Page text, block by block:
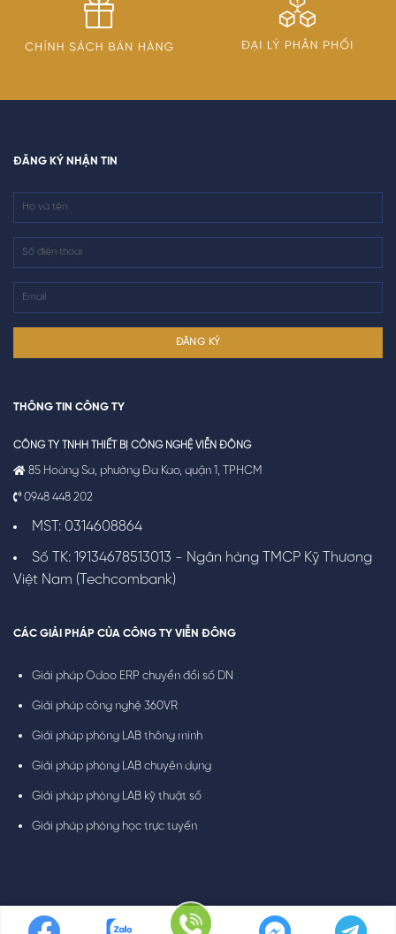
ĐĂNG KÝ NHẬN TIN
THÔNG TIN CÔNG TY
CÔNG TY TNHH THIẾT BỊ CÔNG NGHỆ VIỄN ĐÔNG
85 Hoàng Sa, phường Đa Kao, quận 1, TPHCM
0948 448 202
MST: 0314608864
Số TK: 19134678513013 - Ngân hàng TMCP Kỹ Thương
Việt Nam (Techcombank)
CÁC GIẢI PHÁP CỦA CÔNG TY VIỄN ĐÔNG
Giải pháp Odoo ERP chuyển đổi số DN
Giải pháp công nghệ 360VR
Giải pháp phòng LAB thông minh
Giải pháp phòng LAB chuyên dụng
Giải pháp phòng LAB kỹ thuật số
Giải pháp phòng học trực tuyến
© Bản quyền thuộc về CÔNG TY VIỄN ĐÔNG Thiết kế và duy trì bởiPHẠM